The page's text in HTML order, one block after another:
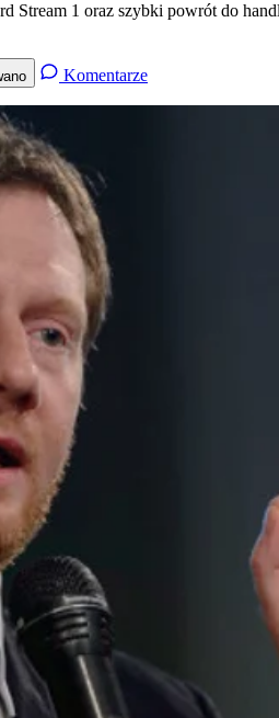
Stream 1 oraz szybki powrót do
Komentarze